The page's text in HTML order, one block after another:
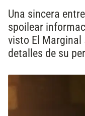
Una sincera
spoilear
visto El Marginal
detalles de su